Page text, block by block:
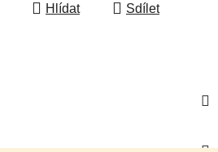
Hlídat Sdílet